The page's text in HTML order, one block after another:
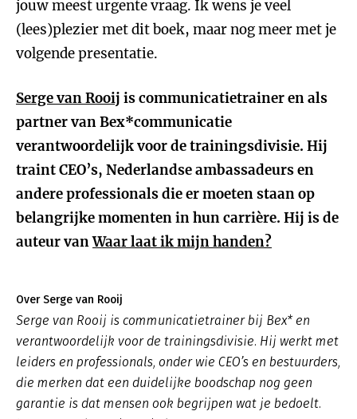
jouw meest urgente vraag. Ik wens je veel
(lees)plezier met dit boek, maar nog meer met je
volgende presentatie.
Serge van Rooij is communicatietrainer en als
partner van Bex*communicatie
verantwoordelijk voor de trainingsdivisie. Hij
traint CEO’s, Nederlandse ambassadeurs en
andere professionals die er moeten staan op
belangrijke momenten in hun carrière. Hij is de
auteur vanWaar laat ik mijn handen?
Over Serge van Rooij
Serge van Rooij is communicatietrainer bij Bex* en
verantwoordelijk voor de trainingsdivisie. Hij werkt met
leiders en professionals, onder wie CEO’s en bestuurders,
die merken dat een duidelijke boodschap nog geen
garantie is dat mensen ook begrijpen wat je bedoelt.